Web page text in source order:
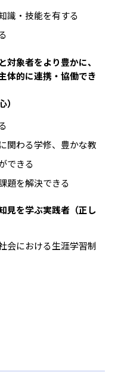
識・技能を有する
対象者をより豊かに、
体的に連携・協働でき
関わる学修、豊かな教
できる
題を解決できる
見を学ぶ実践者（正し
会における生涯学習制